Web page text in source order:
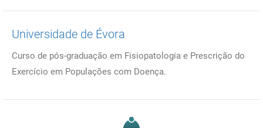
Universidade de Évora
Curso de pós-graduação em Fisiopatologia e Prescrição do
Exercício em Populações com Doença.